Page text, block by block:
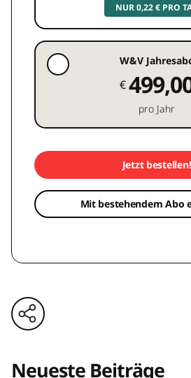
NUR 0,22 € PRO
W&V
€
pro Jahr
Jetzt bestellen!
Mit bestehendem Abo
Neueste Beiträge